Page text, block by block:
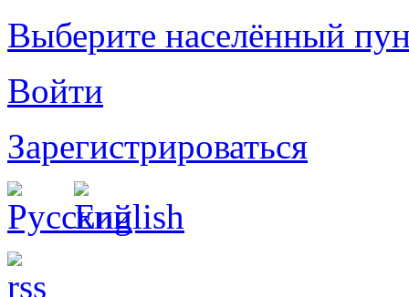
Выберите населённый
Войти
Зарегистрироваться